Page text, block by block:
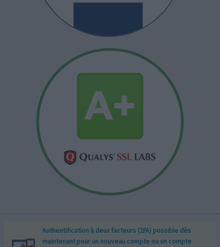
Authentification à deux facteurs (2FA) possible dès
maintenant pour un nouveau compte ou un compte